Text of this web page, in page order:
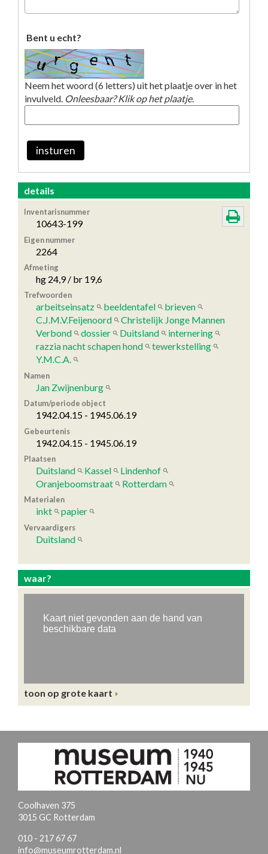
Bent u echt?
Neem het woord (6 letters) uit het plaatje over in het
invulveld. Onleesbaar? Klik op het plaatje.
insturen
details
Inventarisnummer
10643-199
Eigen nummer
2264
Afmeting
hg 24,9 / br 19,6
Trefwoorden
arbeitseinsatz beeldentafel
brieven
C.J.M.V.Feijenoord
Christelijk Jonge Mannen
Verbond
dossier Duitsland
internering
razzia nacht schapen hond
tewerkstelling
Y.M.C.A.
Namen
Jan Zwijnenburg
Datum/periode object
1942.04.15 - 1945.06.19
Gebeurtenis
1942.04.15 - 1945.06.19
Plaatsen
Duitsland Kassel
Lindenhof
Oranjeboomstraat
Rotterdam
Materialen
inkt papier
Vervaardigers
Duitsland
waar?
toon op grote kaart
Coolhaven 375
3015 GC Rotterdam
010 - 217 67 67
info@museumrotterdam.nl